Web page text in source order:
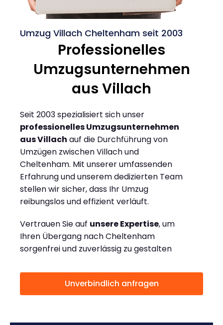
Umzug Villach Cheltenham seit 2003
Professionelles
Umzugsunternehmen
aus Villach
Seit 2003 spezialisiert sich unser
professionelles Umzugsunternehmen
aus Villach auf die Durchführung von
Umzügen zwischen Villach und
Cheltenham. Mit unserer umfassenden
Erfahrung und unserem dedizierten Team
stellen wir sicher, dass Ihr Umzug
reibungslos und effizient verläuft.
Vertrauen Sie auf unsere Expertise, um
Ihren Übergang nach Cheltenham
sorgenfrei und zuverlässig zu gestalten
Unverbindlich anfragen